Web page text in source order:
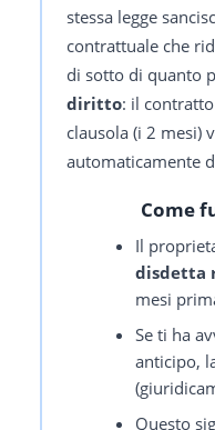
stessa legge
contrattuale che
di sotto di quanto
diritto: il
clausola (i 2 mesi)
automaticamente
Come
Il
disdetta
mesi
Se ti ha
anticipo,
Questo